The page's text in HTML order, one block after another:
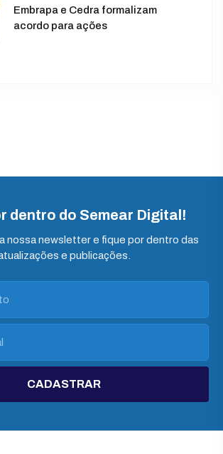
Embrapa e Cedra formalizam
acordo para ações
dentro do Semear Digital!
nossa newsletter e fique por dentro das
e publicações.
CADASTRAR